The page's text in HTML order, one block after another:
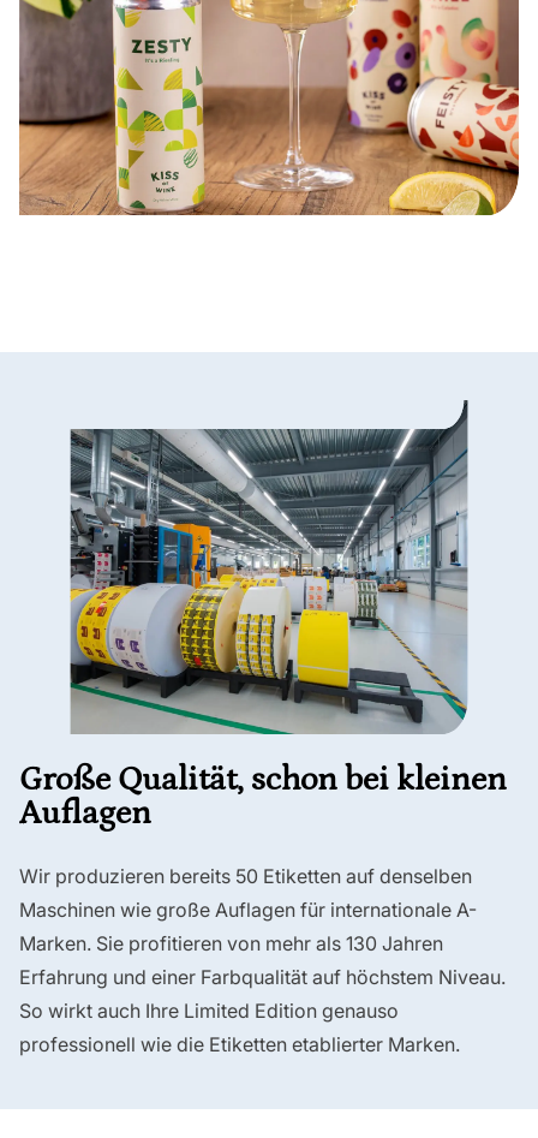
Große Qualität, schon bei kleinen
Auflagen
Wir produzieren bereits 50 Etiketten auf denselben
Maschinen wie große Auflagen für internationale A-
Marken. Sie profitieren von mehr als 130 Jahren
Erfahrung und einer Farbqualität auf höchstem Niveau.
So wirkt auch Ihre Limited Edition genauso
professionell wie die Etiketten etablierter Marken.